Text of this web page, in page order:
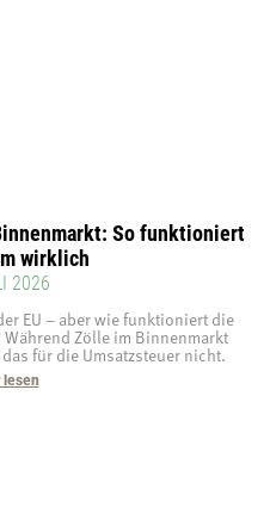
So funktioniert
wirklich
2026
EU – aber wie funktioniert die
Zölle im Binnenmarkt
für die Umsatzsteuer nicht.
lesen